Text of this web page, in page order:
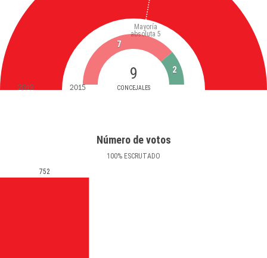
9
CONCEJALES
Mayoría
absoluta 5
7
2
2019 2015
Número de votos
100% ESCRUTADO
752